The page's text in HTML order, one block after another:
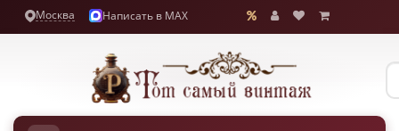
Москва Написать в MAX